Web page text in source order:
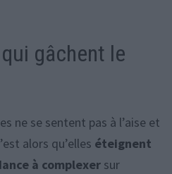
gâchent le
ne se sentent pas à l’aise et
alors qu’elles éteignent
à complexer sur